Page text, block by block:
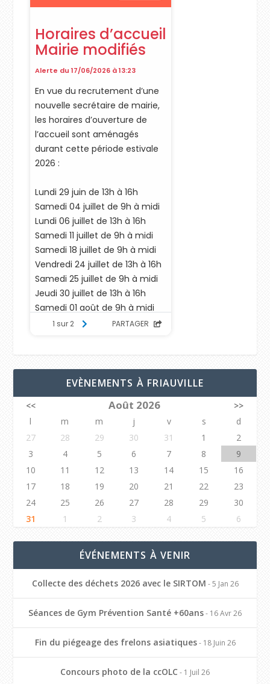
EVÈNEMENTS À FRIAUVILLE
<< Août 2026
>>
l
m m j v s
d
27
28 29 30 31 1
2
3
4 5 6 7 8
9
10
11 12 13 14 15
16
17
18 19 20 21 22
23
24
25 26 27 28 29
30
31
1 2 3 4 5 6
ÉVÉNEMENTS À VENIR
Collecte des déchets 2026 avec le SIRTOM - 5 Jan 26
Séances de Gym Prévention Santé +60ans- 16 Avr 26
Fin du piégeage des frelons asiatiques- 18 Juin 26
Concours photo de la ccOLC - 1 Juil 26